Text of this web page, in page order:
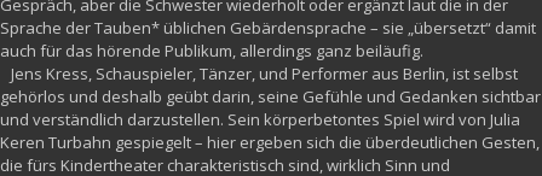
Gespräch, aber die Schwester wiederholt oder ergänzt laut die in der
Sprache der Tauben* üblichen Gebärdensprache – sie „übersetzt“ damit
auch für das hörende Publikum, allerdings ganz beiläufig.
Jens Kress, Schauspieler, Tänzer, und Performer aus Berlin, ist selbst
gehörlos und deshalb geübt darin, seine Gefühle und Gedanken sichtbar
und verständlich darzustellen. Sein körperbetontes Spiel wird von Julia
Keren Turbahn gespiegelt – hier ergeben sich die überdeutlichen Gesten,
die fürs Kindertheater charakteristisch sind, wirklich Sinn und